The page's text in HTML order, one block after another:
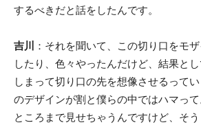
するべきだと話をしたんです。
吉川
：それを聞いて、この切り口をモ
したり、色々やったんだけど、結果と
しまって切り口の先を想像させるって
のデザインが割と僕らの中ではハマっ
ところまで見せちゃうんですけど、そ